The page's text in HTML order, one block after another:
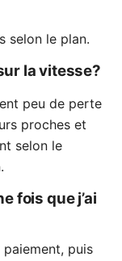
selon le plan.
la vitesse?
peu de perte
proches et
selon le
fois que j’ai
puis